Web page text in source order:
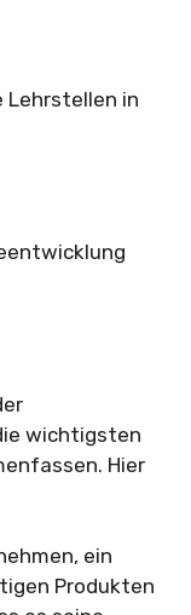
Lehrstellen in
wichtigsten
Hier
ein
Produkten